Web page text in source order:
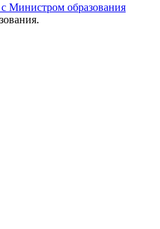
Министром образования